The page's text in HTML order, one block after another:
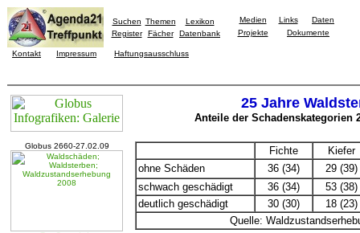
Suchen Themen
Lexikon
Register
Fächer Datenbank
Medien Links
Daten
Projekte
Dokumente
Kontakt Impressum Haftungsausschluss
25 Jahre
Anteile der Schadenskategorien
Globus 2660-27.02.09 Fichte
Kiefer
ohne Schäden
36 (34)
29 (39)
schwach geschädigt
36 (34)
53 (38)
deutlich geschädigt
30 (30)
18 (23)
Quelle: